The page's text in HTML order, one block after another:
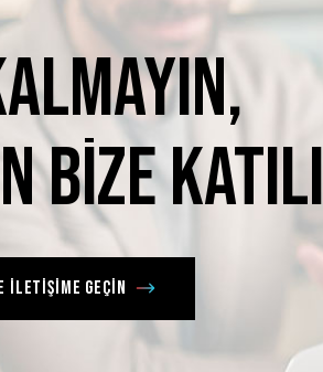
bize
iletişime geçin